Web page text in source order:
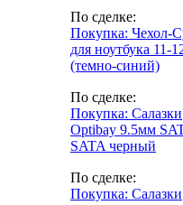
По сделке:
Покупка: Чехол-
для ноутбука 11-
(темно-синий)
По сделке:
Покупка: Салазки
Optibay 9.5мм
SATA черный
По сделке:
Покупка: Салазки